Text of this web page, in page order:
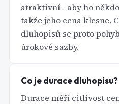
atraktivní - aby ho
takže jeho cena klesne.
dluhopisů se proto
úrokové sazby.
Co je durace dluhopisu?
Durace měří citlivost